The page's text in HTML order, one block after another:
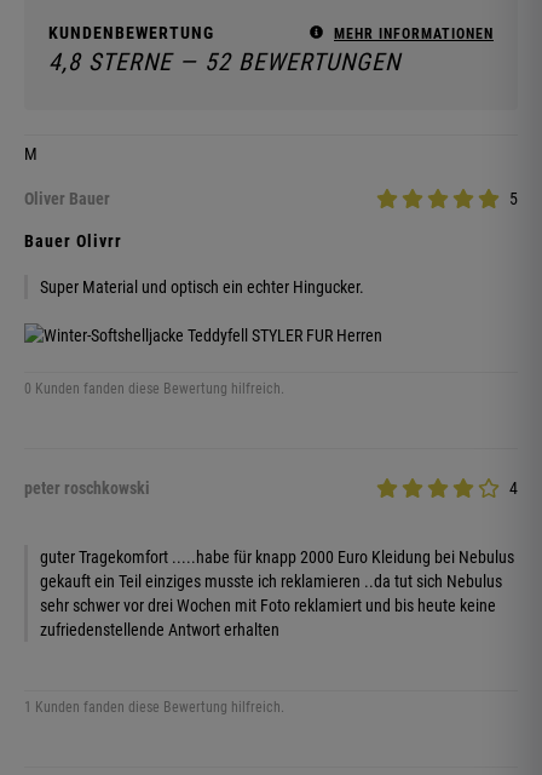
KUNDENBEWERTUNG MEHR INFORMATIONEN
4,8 STERNE — 52 BEWERTUNGEN
M
Oliver Bauer 5
Bauer Olivrr
Super Material und optisch ein echter Hingucker.
0 Kunden fanden diese Bewertung hilfreich.
peter roschkowski 4
guter Tragekomfort .....habe für knapp 2000 Euro Kleidung bei Nebulus
gekauft ein Teil einziges musste ich reklamieren ..da tut sich Nebulus
sehr schwer vor drei Wochen mit Foto reklamiert und bis heute keine
zufriedenstellende Antwort erhalten
1 Kunden fanden diese Bewertung hilfreich.